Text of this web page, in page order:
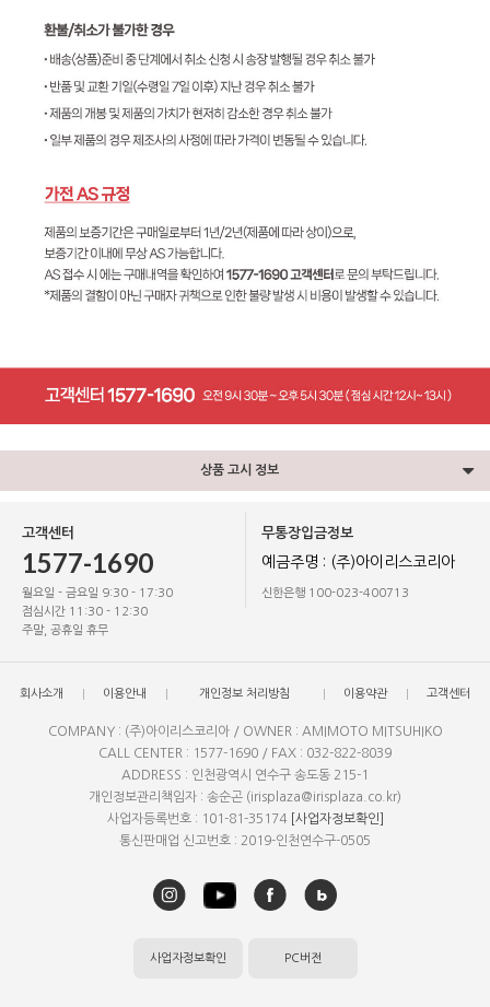
상품 고시 정보
고객센터
1577-1690
월요일 - 금요일 9:30 - 17:30
점심시간 11:30 - 12:30
주말, 공휴일 휴무
무통장입금정보
예금주명 : (주)아이리스코리아
신한은행 100-023-400713
회사소개 이용안내 개인정보 처리방침 이용약관 고객센터
COMPANY : (주)아이리스코리아 / OWNER : AMIMOTO MITSUHIKO
CALL CENTER : 1577-1690 / FAX : 032-822-8039
ADDRESS : 인천광역시 연수구 송도동 215-1
개인정보관리책임자 : 송순곤 (irisplaza@irisplaza.co.kr)
사업자등록번호 : 101-81-35174 [사업자정보확인]
통신판매업 신고번호 : 2019-인천연수구-0505
사업자정보확인 PC버전